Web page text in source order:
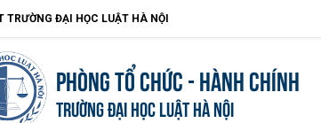
TRƯỜNG ĐẠI HỌC LUẬT HÀ NỘI
Phòng Tổ chức - Hành chính
TRƯỜNG ĐẠI HỌC LUẬT HÀ NỘI